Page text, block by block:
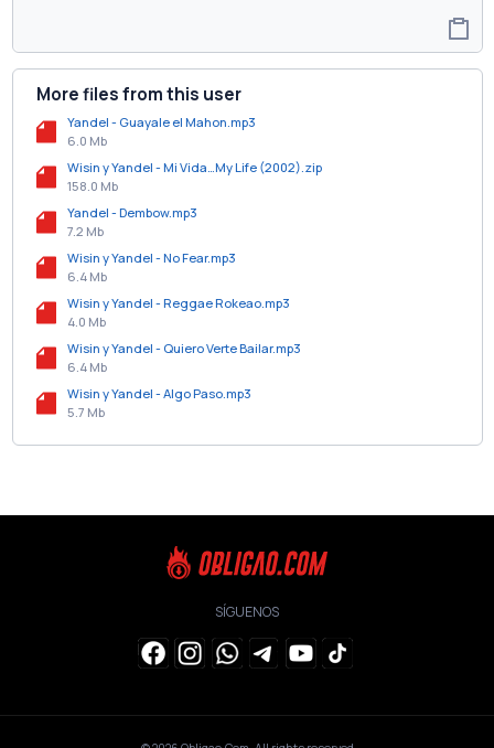
More files from this user
Yandel - Guayale el Mahon.mp3
6.0 Mb
Wisin y Yandel - Mi Vida…My Life (2002).zip
158.0 Mb
Yandel - Dembow.mp3
7.2 Mb
Wisin y Yandel - No Fear.mp3
6.4 Mb
Wisin y Yandel - Reggae Rokeao.mp3
4.0 Mb
Wisin y Yandel - Quiero Verte Bailar.mp3
6.4 Mb
Wisin y Yandel - Algo Paso.mp3
5.7 Mb
SÍGUENOS